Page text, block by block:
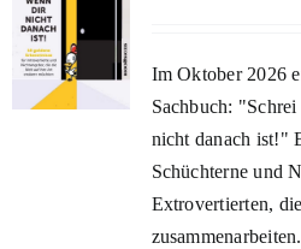
Im Oktober 2026
Sachbuch:
nicht danach ist!"
Schüchterne und
Extrovertierten,
zusammenarbeiten.